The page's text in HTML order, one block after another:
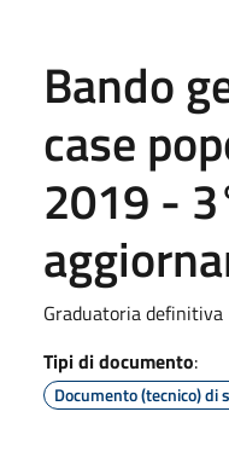
Bando
case
2019 -
Graduatoria definitiva
Tipi di documento:
Documento (tecnico) di